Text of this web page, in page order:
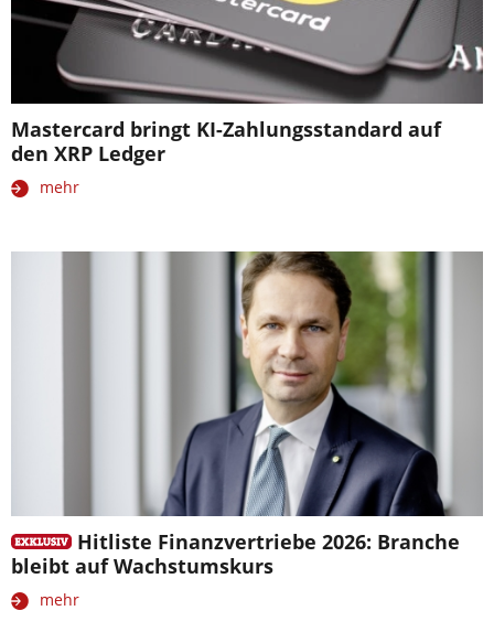
Mastercard bringt KI-Zahlungsstandard auf
den XRP Ledger
mehr
Hitliste Finanzvertriebe 2026: Branche
bleibt auf Wachstumskurs
mehr